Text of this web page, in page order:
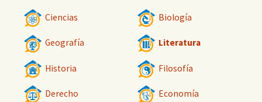
Ciencias Biología
Geografía Literatura
Historia Filosofía
Derecho Economía